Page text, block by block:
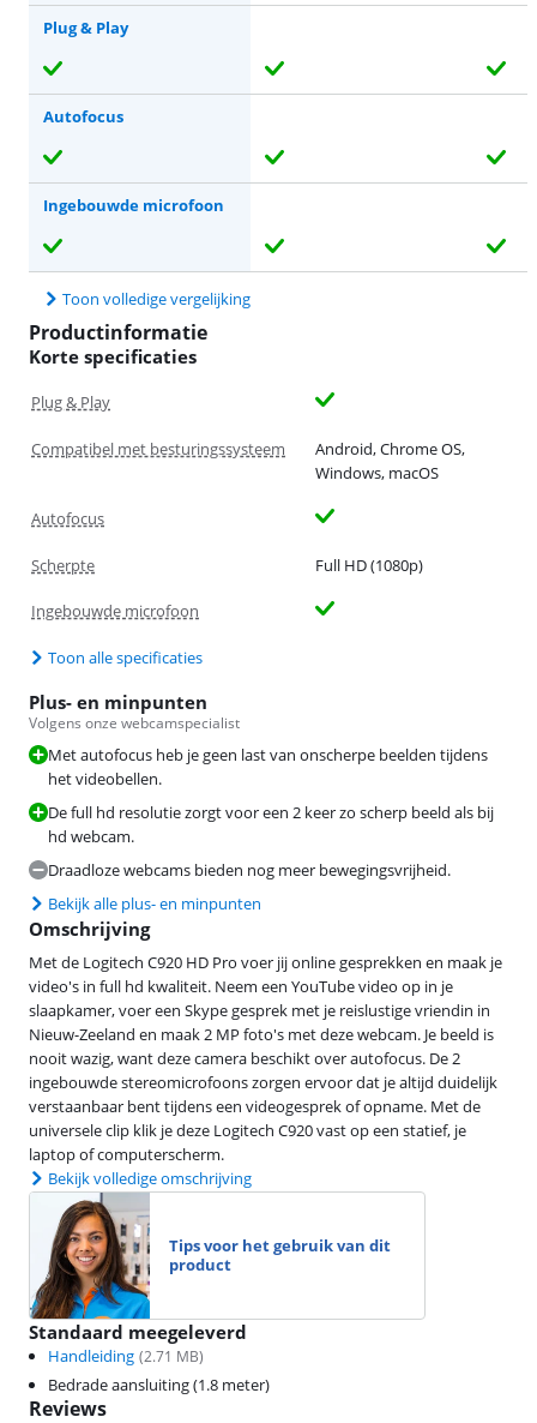
Plug & Play
Autofocus
Ingebouwde microfoon
Toon volledige vergelijking
Productinformatie
Korte specificaties
Plug & Play
Compatibel met besturingssysteem
Android, Chrome OS,
Windows, macOS
Autofocus
Scherpte Full HD (1080p)
Ingebouwde microfoon
Toon alle specificaties
Plus- en minpunten
Volgens onze webcamspecialist
Met autofocus heb je geen last van onscherpe beelden tijdens
het videobellen.
De full hd resolutie zorgt voor een 2 keer zo scherp beeld als bij
hd webcam.
Draadloze webcams bieden nog meer bewegingsvrijheid.
Bekijk alle plus- en minpunten
Omschrijving
Met de Logitech C920 HD Pro voer jij online gesprekken en maak je
video's in full hd kwaliteit. Neem een YouTube video op in je
slaapkamer, voer een Skype gesprek met je reislustige vriendin in
Nieuw-Zeeland en maak 2 MP foto's met deze webcam. Je beeld is
nooit wazig, want deze camera beschikt over autofocus. De 2
ingebouwde stereomicrofoons zorgen ervoor dat je altijd duidelijk
verstaanbaar bent tijdens een videogesprek of opname. Met de
universele clip klik je deze Logitech C920 vast op een statief, je
laptop of computerscherm.
Bekijk volledige omschrijving
Tips voor het gebruik van dit
product
Standaard meegeleverd
Handleiding (2.71 MB)
Bedrade aansluiting (1.8 meter)
Reviews